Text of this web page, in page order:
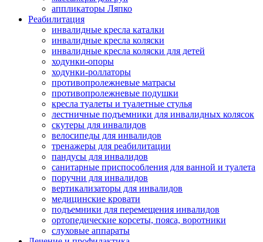
аппликаторы Ляпко
Реабилитация
инвалидные кресла каталки
инвалидные кресла коляски
инвалидные кресла коляски для детей
ходунки-опоры
ходунки-роллаторы
противопролежневые матрасы
противопролежневые подушки
кресла туалеты и туалетные стулья
лестничные подъемники для инвалидных колясок
скутеры для инвалидов
велосипеды для инвалидов
тренажеры для реабилитации
пандусы для инвалидов
санитарные приспособления для ванной и туалета
поручни для инвалидов
вертикализаторы для инвалидов
медицинские кровати
подъемники для перемещения инвалидов
ортопедические корсеты, пояса, воротники
слуховые аппараты